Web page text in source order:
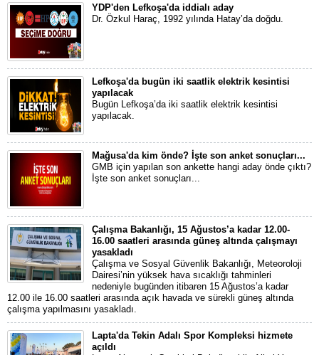
YDP'den Lefkoşa'da iddialı aday
Dr. Özkul Haraç, 1992 yılında Hatay’da doğdu.
Lefkoşa'da bugün iki saatlik elektrik kesintisi
yapılacak
Bugün Lefkoşa’da iki saatlik elektrik kesintisi
yapılacak.
Mağusa'da kim önde? İşte son anket sonuçları...
GMB için yapılan son ankette hangi aday önde çıktı?
İşte son anket sonuçları...
Çalışma Bakanlığı, 15 Ağustos’a kadar 12.00-
16.00 saatleri arasında güneş altında çalışmayı
yasakladı
Çalışma ve Sosyal Güvenlik Bakanlığı, Meteoroloji
Dairesi’nin yüksek hava sıcaklığı tahminleri
nedeniyle bugünden itibaren 15 Ağustos’a kadar
12.00 ile 16.00 saatleri arasında açık havada ve sürekli güneş altında
çalışma yapılmasını yasakladı.
Lapta'da Tekin Adalı Spor Kompleksi hizmete
açıldı